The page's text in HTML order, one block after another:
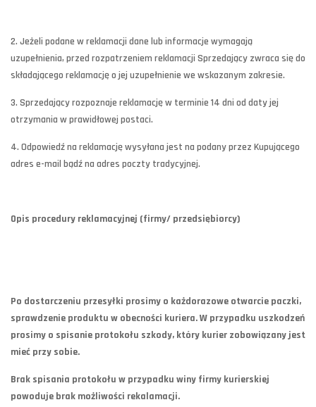
2. Jeżeli podane w reklamacji dane lub informacje wymagają
uzupełnienia, przed rozpatrzeniem reklamacji Sprzedający zwraca się do
składającego reklamację o jej uzupełnienie we wskazanym zakresie.
3. Sprzedający rozpoznaje reklamację w terminie 14 dni od daty jej
otrzymania w prawidłowej postaci.
4. Odpowiedź na reklamację wysyłana jest na podany przez Kupującego
adres e-mail bądź na adres poczty tradycyjnej.
Opis procedury reklamacyjnej (firmy/ przedsiębiorcy)
Po dostarczeniu przesyłki prosimy o każdorazowe otwarcie paczki,
sprawdzenie produktu w obecności kuriera. W przypadku uszkodzeń
prosimy o spisanie protokołu szkody, który kurier zobowiązany jest
mieć przy sobie.
Brak spisania protokołu w przypadku winy firmy kurierskiej
powoduje brak możliwości rekalamacji.